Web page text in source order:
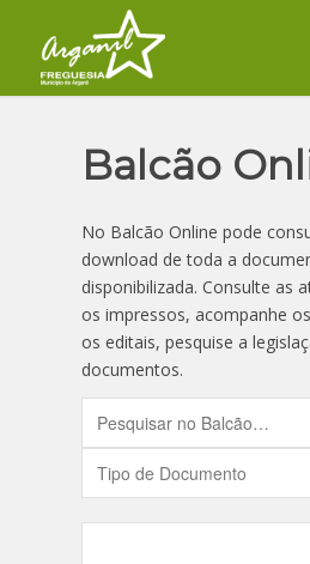
Balcão
No Balcão Online pode
download de toda a
disponibilizada. Consulte as
os impressos, acompanhe
os editais, pesquise a
documentos.